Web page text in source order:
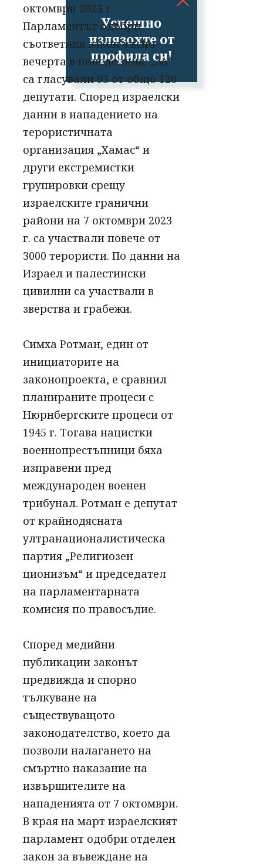
Успешно
излязохте от
профила си!
октомври 2023 г.
Парламентът одобри
съответния закон късно
вечерта в понеделник. „За“
са гласували 93 от общо 120
депутати. Според израелски
данни в нападението на
терористичната
организация „Хамас“ и
други екстремистки
групировки срещу
израелските гранични
райони на 7 октомври 2023
г. са участвали повече от
3000 терористи. По данни на
Израел и палестински
цивилни са участвали в
зверства и грабежи.
Симха Ротман, един от
инициаторите на
законопроекта, е сравнил
планираните процеси с
Нюрнбергските процеси от
1945 г. Тогава нацистки
военнопрестъпници бяха
изправени пред
международен военен
трибунал. Ротман е депутат
от крайнодясната
ултранационалистическа
партия „Религиозен
ционизъм“ и председател
на парламентарната
комисия по правосъдие.
Според медийни
публикации законът
предвижда и спорно
тълкуване на
съществуващото
законодателство, което да
позволи налагането на
смъртно наказание на
извършителите на
нападенията от 7 октомври.
В края на март израелският
парламент одобри отделен
закон за въвеждане на